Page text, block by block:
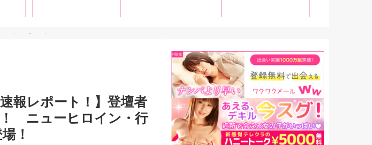
報レポート！】登壇者
ニューヒロイン・行
！